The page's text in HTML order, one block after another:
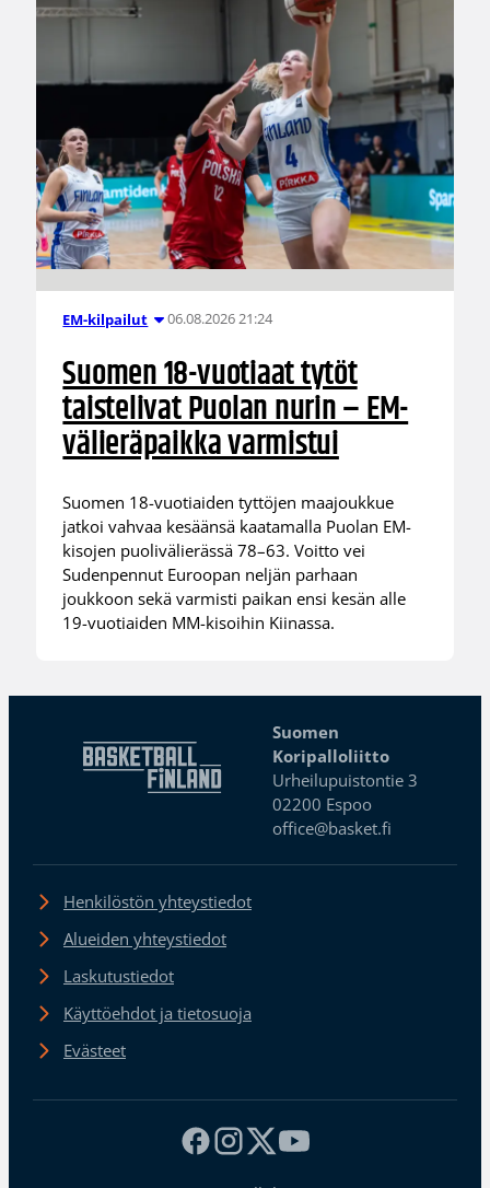
EM-kilpailut 06.08.2026 21:24
Suomen 18-vuotiaat tytöt
taistelivat Puolan nurin – EM-
välieräpaikka varmistui
Suomen 18-vuotiaiden tyttöjen maajoukkue
jatkoi vahvaa kesäänsä kaatamalla Puolan EM-
kisojen puolivälierässä 78–63. Voitto vei
Sudenpennut Euroopan neljän parhaan
joukkoon sekä varmisti paikan ensi kesän alle
19-vuotiaiden MM-kisoihin Kiinassa.
Suomen
Koripalloliitto
Urheilupuistontie 3
02200 Espoo
office@basket.fi
Henkilöstön yhteystiedot
Alueiden yhteystiedot
Laskutustiedot
Käyttöehdot ja tietosuoja
Evästeet